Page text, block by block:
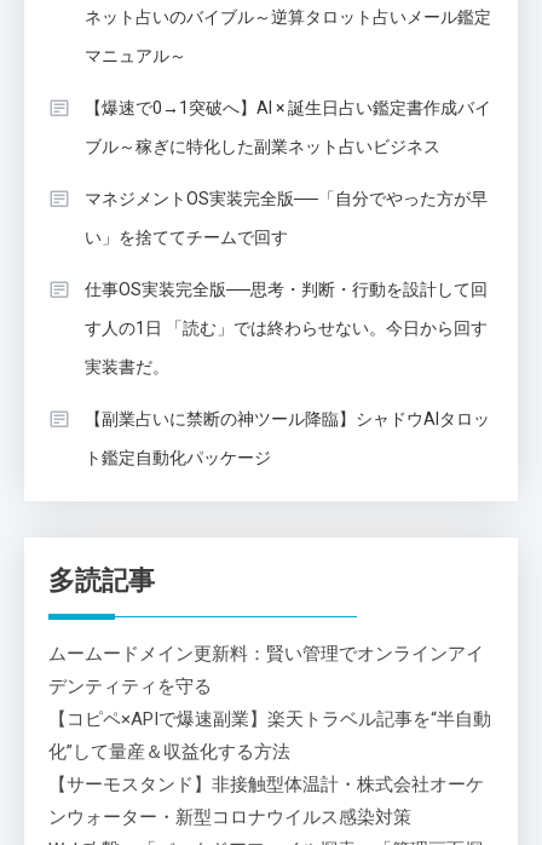
ネット占いのバイブル～逆算タロット占いメール鑑定
マニュアル～
【爆速で0→1突破へ】AI × 誕生日占い鑑定書作成バイ
ブル～稼ぎに特化した副業ネット占いビジネス
マネジメントOS実装完全版──「自分でやった方が早
い」を捨ててチームで回す
仕事OS実装完全版──思考・判断・行動を設計して回
す人の1日 「読む」では終わらせない。今日から回す
実装書だ。
【副業占いに禁断の神ツール降臨】シャドウAIタロッ
ト鑑定自動化パッケージ
多読記事
ムームードメイン更新料：賢い管理でオンラインアイ
デンティティを守る
【コピペ×APIで爆速副業】楽天トラベル記事を“半自動
化”して量産＆収益化する方法
【サーモスタンド】非接触型体温計・株式会社オーケ
ンウォーター・新型コロナウイルス感染対策